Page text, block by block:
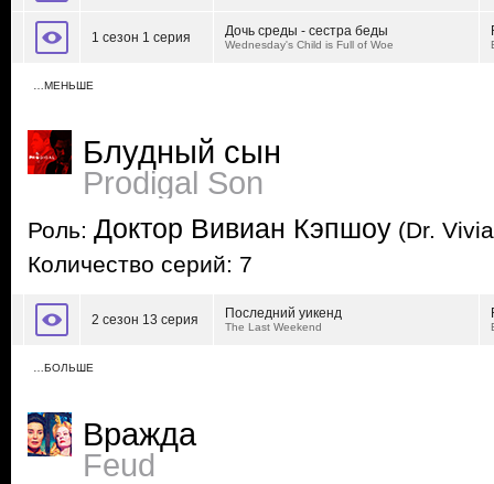
1 сезон 1 серия Дочь среды - сестра беды
Wednesday's Child is Full of Woe
…МЕНЬШЕ
Блудный сын
Prodigal Son
Роль: Доктор Вивиан Кэпшоу (Dr.
Количество серий: 7
2 сезон 13 серия Последний уикенд
The Last Weekend
…БОЛЬШЕ
Вражда
Feud